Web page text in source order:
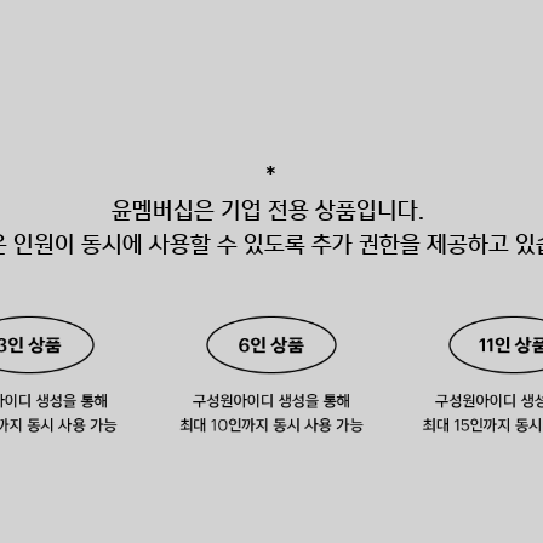
*
윤멤버십은 기업 전용 상품입니다.
인원이 동시에 사용할 수 있도록 추가 권한을 제공하고 있